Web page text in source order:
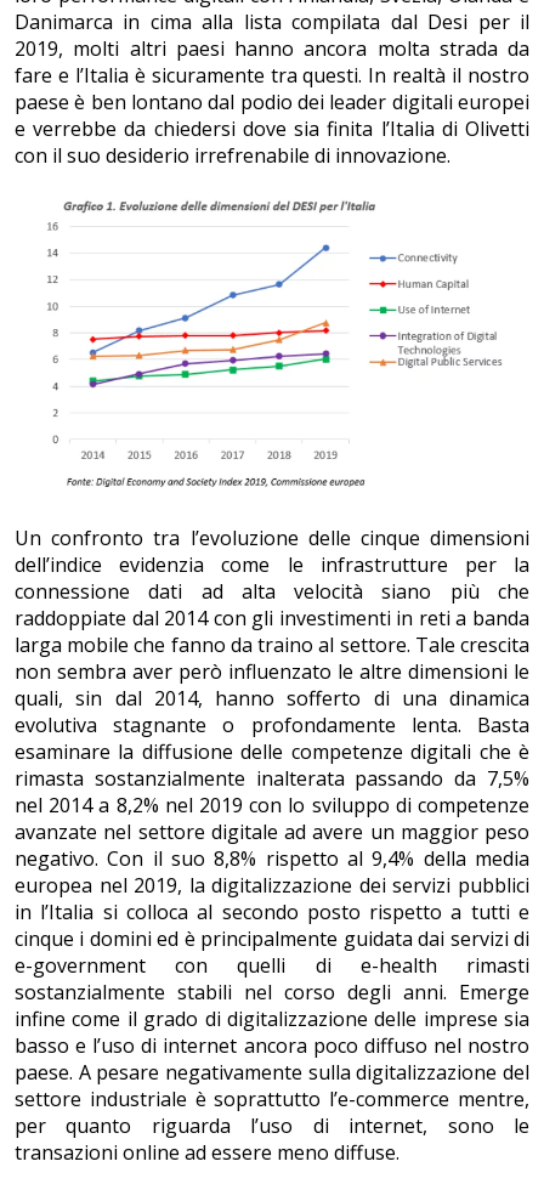
Danimarca in cima alla lista compilata dal Desi per il
2019, molti altri paesi hanno ancora molta strada da
fare e l’Italia è sicuramente tra questi. In realtà il nostro
paese è ben lontano dal podio dei leader digitali europei
e verrebbe da chiedersi dove sia finita l’Italia di Olivetti
con il suo desiderio irrefrenabile di innovazione.
Un confronto tra l’evoluzione delle cinque dimensioni
dell’indice evidenzia come le infrastrutture per la
connessione dati ad alta velocità siano più che
raddoppiate dal 2014 con gli investimenti in reti a banda
larga mobile che fanno da traino al settore. Tale crescita
non sembra aver però influenzato le altre dimensioni le
quali, sin dal 2014, hanno sofferto di una dinamica
evolutiva stagnante o profondamente lenta. Basta
esaminare la diffusione delle competenze digitali che è
rimasta sostanzialmente inalterata passando da 7,5%
nel 2014 a 8,2% nel 2019 con lo sviluppo di competenze
avanzate nel settore digitale ad avere un maggior peso
negativo. Con il suo 8,8% rispetto al 9,4% della media
europea nel 2019, la digitalizzazione dei servizi pubblici
in l’Italia si colloca al secondo posto rispetto a tutti e
cinque i domini ed è principalmente guidata dai servizi di
e-government con quelli di e-health rimasti
sostanzialmente stabili nel corso degli anni. Emerge
infine come il grado di digitalizzazione delle imprese sia
basso e l’uso di internet ancora poco diffuso nel nostro
paese. A pesare negativamente sulla digitalizzazione del
settore industriale è soprattutto l’e-commerce mentre,
per quanto riguarda l’uso di internet, sono le
transazioni online ad essere meno diffuse.